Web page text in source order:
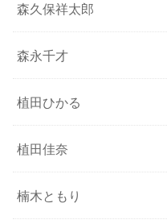
森久保祥太郎
森永千才
植田ひかる
植田佳奈
楠木ともり